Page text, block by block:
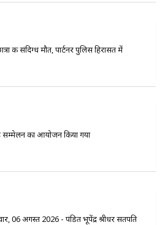
की संदिग्ध मौत, पार्टनर पुलिस हिरासत में
सम्मेलन का आयोजन किया गया
06 अगस्त 2026 - पंडित भूपेंद्र श्रीधर सतपति